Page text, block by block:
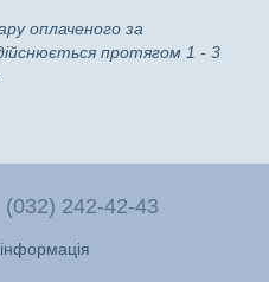
оплаченого за
протягом 1 - 3
(032) 242-42-43